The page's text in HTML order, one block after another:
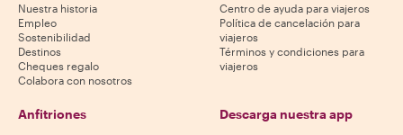
Nuestra historia
Empleo
Sostenibilidad
Destinos
Cheques regalo
Colabora con nosotros
Centro de ayuda para viajeros
Política de cancelación para
viajeros
Términos y condiciones para
viajeros
Anfitriones Descarga nuestra app